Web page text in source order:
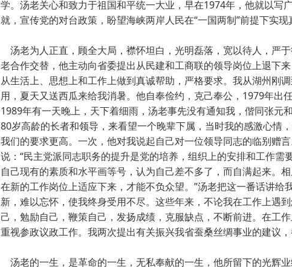
学。汤老关心和致力于祖国和平统一大业，早在1974年，他就以写
就，宣传党的对台政策，盼望海峡两岸人民在“一国两制”前提下实现
汤老为人正直，顾全大局，襟怀坦白，光明磊落，宽以待人，严
老合作交替，他主动向省委提出从民建和工商联的领导岗位上退下
从生活上、思想上和工作上做到真诚帮助，严格要求。我从湖州刚
用，夏天又送西瓜来给我消暑。他自奉俭约，克己奉公，1979年出
1989年有一天晚上，天下着细雨，汤老事先没有通知我，偕同张元
80岁高龄的长者和领导，来看望一个晚辈下属，当时我的感激心情
我们的要求更高。一次，他对我说起自己对一位领导同志的临别赠
说：“民主党派同志职务的提升是党的培养，组织上的安排和工作
自己现有的素质和水平画等号，认为自己差不多了，而自满起来。
在新的工作岗位上适应下来，才能不负众望。”汤老把这一番话讲
新，难以忘怀，使我终身受用不尽。这些年来，不论我在工作上遇
己，勉励自己，鞭策自己，发扬成绩，克服缺点，不断前进。在工
重视参政议政工作。我两次提出有关振兴我省蚕桑丝绸事业的建议
汤老的一生，是革命的一生，无私奉献的一生，他所留下的光辉